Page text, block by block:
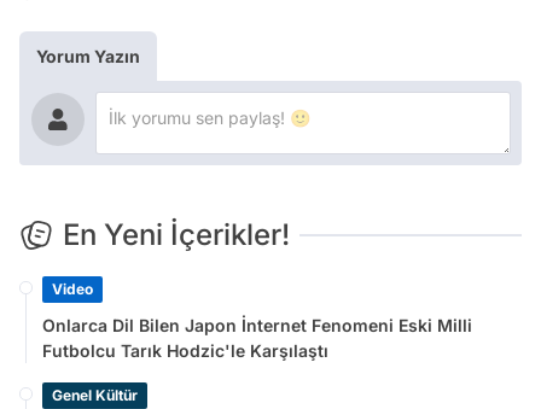
Yorum Yazın
En Yeni İçerikler!
Video
Onlarca Dil Bilen Japon İnternet Fenomeni Eski Milli
Futbolcu Tarık Hodzic'le Karşılaştı
Genel Kültür